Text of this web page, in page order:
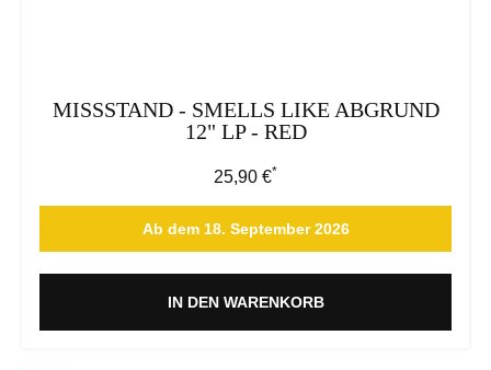
MISSSTAND - SMELLS LIKE ABGRUND
12" LP - RED
Regulärer Preis:
25,90 €*
Ab dem 18. September 2026
IN DEN WARENKORB